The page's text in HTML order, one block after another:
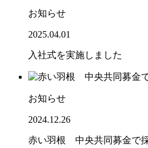
お知らせ
2025.04.01
入社式を実施しました
お知らせ
2024.12.26
赤い羽根 中央共同募金で